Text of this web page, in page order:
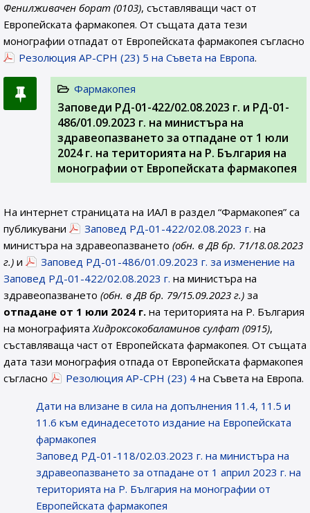
Фенилживачен борат (0103), съставляващи част от
Европейската фармакопея. От същата дата тези
монографии отпадат от Европейската фармакопея съгласно
Резолюция AP-CPH (23) 5 на Съвета на Европа.
Фармакопея
Заповеди РД-01-422/02.08.2023 г. и РД-01-
486/01.09.2023 г. на министъра на
здравеопазването за отпадане от 1 юли
2024 г. на територията на Р. България на
монографии от Европейската фармакопея
На интернет страницата на ИАЛ в раздел “Фармакопея” са
публикувани
Заповед РД-01-422/02.08.2023 г. на
министъра на здравеопазването (обн. в ДВ бр. 71/18.08.2023
г.) и
Заповед РД-01-486/01.09.2023 г. за изменение на
Заповед РД-01-422/02.08.2023 г. на министъра на
здравеопазването (обн. в ДВ бр. 79/15.09.2023 г.) за
отпадане от 1 юли 2024 г. на територията на Р. България
на монографиятаХидроксокобаламинов сулфат (0915),
съставляваща част от Европейската фармакопея. От същата
дата тази монография отпада от Европейската фармакопея
съгласно
Резолюция AP-CPH (23) 4 на Съвета на Европа.
Дати на влизане в сила на допълнения 11.4, 11.5 и
11.6 към единадесетото издание на Европейската
фармакопея
Заповед РД-01-118/02.03.2023 г. на министъра на
здравеопазването за отпадане от 1 април 2023 г. на
територията на Р. България на монографии от
Европейската фармакопея